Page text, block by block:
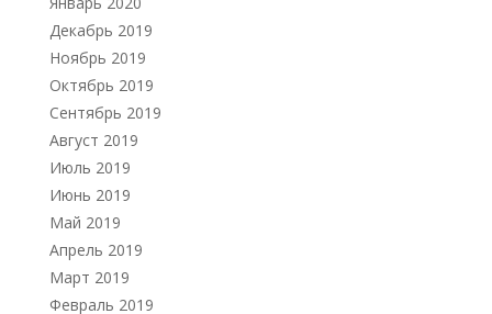
Декабрь 2019
Ноябрь 2019
Октябрь 2019
Сентябрь 2019
Август 2019
Июль 2019
Июнь 2019
Май 2019
Апрель 2019
Март 2019
Февраль 2019